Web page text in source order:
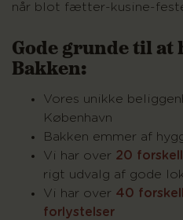
når blot fætter-kusine-
Gode grunde til at
Bakken:
Vores unikke
København
Bakken emmer af
Vi har over 20
rigt udvalg af gode
Vi har over 40
forlystelser